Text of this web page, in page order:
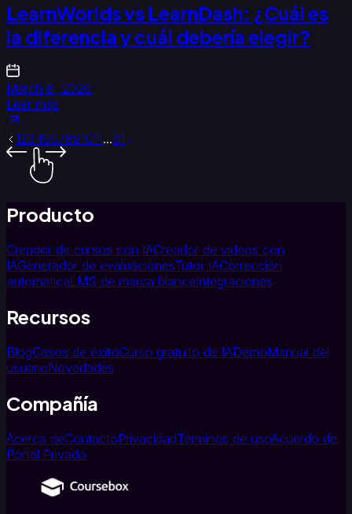
LearnWorlds vs LearnDash: ¿Cuál es
la diferencia y cuál debería elegir?
March 8, 2026
Leer más
1234567891011...31
Producto
Creador de cursos con IACreador de videos con
IAGenerador de evaluacionesTutor IACorrección
automáticaLMS de marca blancaIntegraciones
Recursos
BlogCasos de éxitoCurso gratuito de IADemoManual del
usuarioNovedades
Compañía
Acerca deContactoPrivacidadTérminos de usoAcuerdo de
Portal Privado